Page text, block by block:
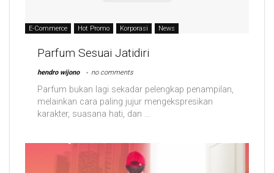
E-Commerce Hot Promo Korporasi News
Parfum Sesuai Jatidiri
hendro wijono no comments
Parfum bukan lagi sekadar pelengkap penampilan,
melainkan cara paling jujur mengekspresikan
karakter, suasana hati, dan ...